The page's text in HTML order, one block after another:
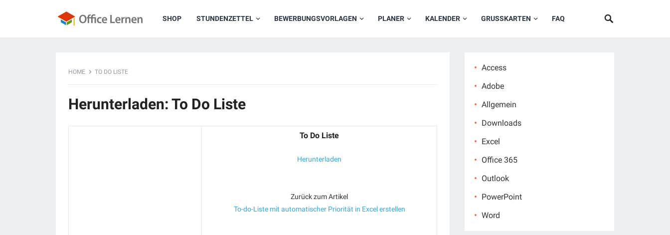
SHOP STUNDENZETTEL BEWERBUNGSVORLAGEN PLANER KALENDER GRUSSKARTEN FAQ
HOME TO DO LISTE
Herunterladen: To Do Liste
To Do Liste
Herunterladen
Zurück zum Artikel
To-do-Liste mit automatischer Priorität in Excel erstellen
Access
Adobe
Allgemein
Downloads
Excel
Office 365
Outlook
PowerPoint
Word